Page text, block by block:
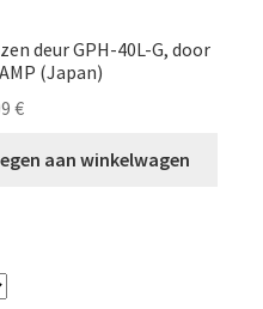
deur GPH-40L-G, door
(Japan)
€
aan winkelwagen